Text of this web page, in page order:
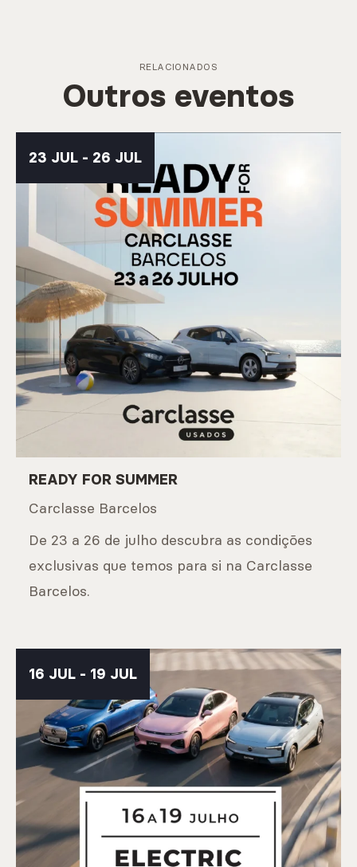
RELACIONADOS
Outros eventos
23 JUL - 26 JUL
READY FOR SUMMER
Carclasse Barcelos
De 23 a 26 de julho descubra as condições
exclusivas que temos para si na Carclasse
Barcelos.
16 JUL - 19 JUL